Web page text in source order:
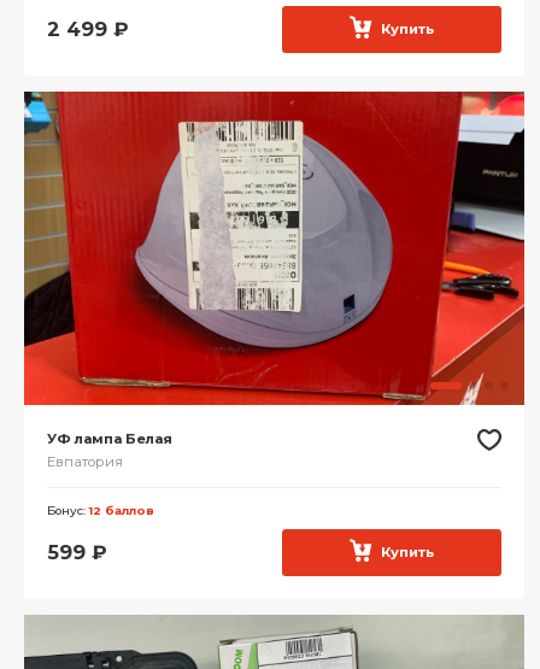
2 499 ₽ Купить
УФ лампа Белая
Евпатория
Бонус:12 баллов
599 ₽ Купить